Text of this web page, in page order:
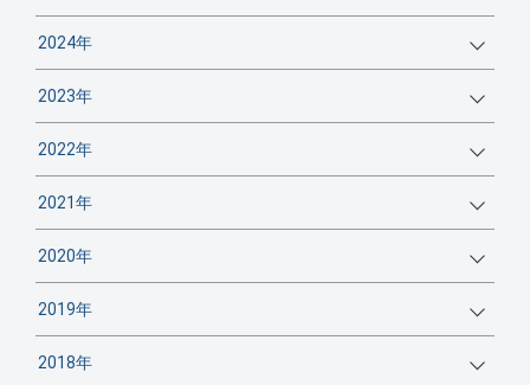
2024年
2023年
2022年
2021年
2020年
2019年
2018年